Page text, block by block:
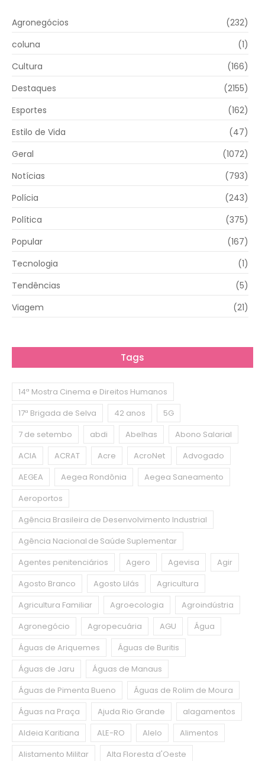
Agronegócios
(232)
coluna
(1)
Cultura
(166)
Destaques
(2155)
Esportes
(162)
Estilo de Vida
(47)
Geral
(1072)
Notícias
(793)
Polícia
(243)
Política
(375)
Popular
(167)
Tecnologia
(1)
Tendências
(5)
Viagem
(21)
Tags
14ª Mostra Cinema e Direitos Humanos
17ª Brigada de Selva
42 anos
5G
7 de setembo
abdi Abelhas
Abono Salarial
ACIA
ACRAT Acre AcroNet
Advogado
AEGEA
Aegea Rondônia
Aegea Saneamento
Aeroportos
Agência Brasileira de Desenvolvimento Industrial
Agência Nacional de Saúde Suplementar
Agentes penitenciários
Agero Agevisa
Agir
Agosto Branco
Agosto Lilás
Agricultura
Agricultura Familiar
Agroecologia
Agroindústria
Agronegócio
Agropecuária AGU
Água
Águas de Ariquemes
Águas de Buritis
Águas de Jaru
Águas de Manaus
Águas de Pimenta Bueno
Águas de Rolim de Moura
Águas na Praça
Ajuda Rio Grande
alagamentos
Aldeia Karitiana
ALE-RO Alelo
Alimentos
Alistamento Militar
Alta Floresta d'Oeste